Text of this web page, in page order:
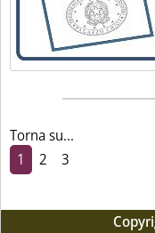
Lista allegati
Torna su...
1
2 3